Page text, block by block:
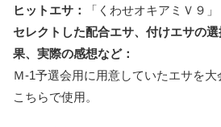
ヒットエサ：
「くわせオキアミＶ９」
セレクトした配合エサ、付けエサの
果、実際の感想など：
Ｍ-1予選会用に用意していたエサを
こちらで使用。